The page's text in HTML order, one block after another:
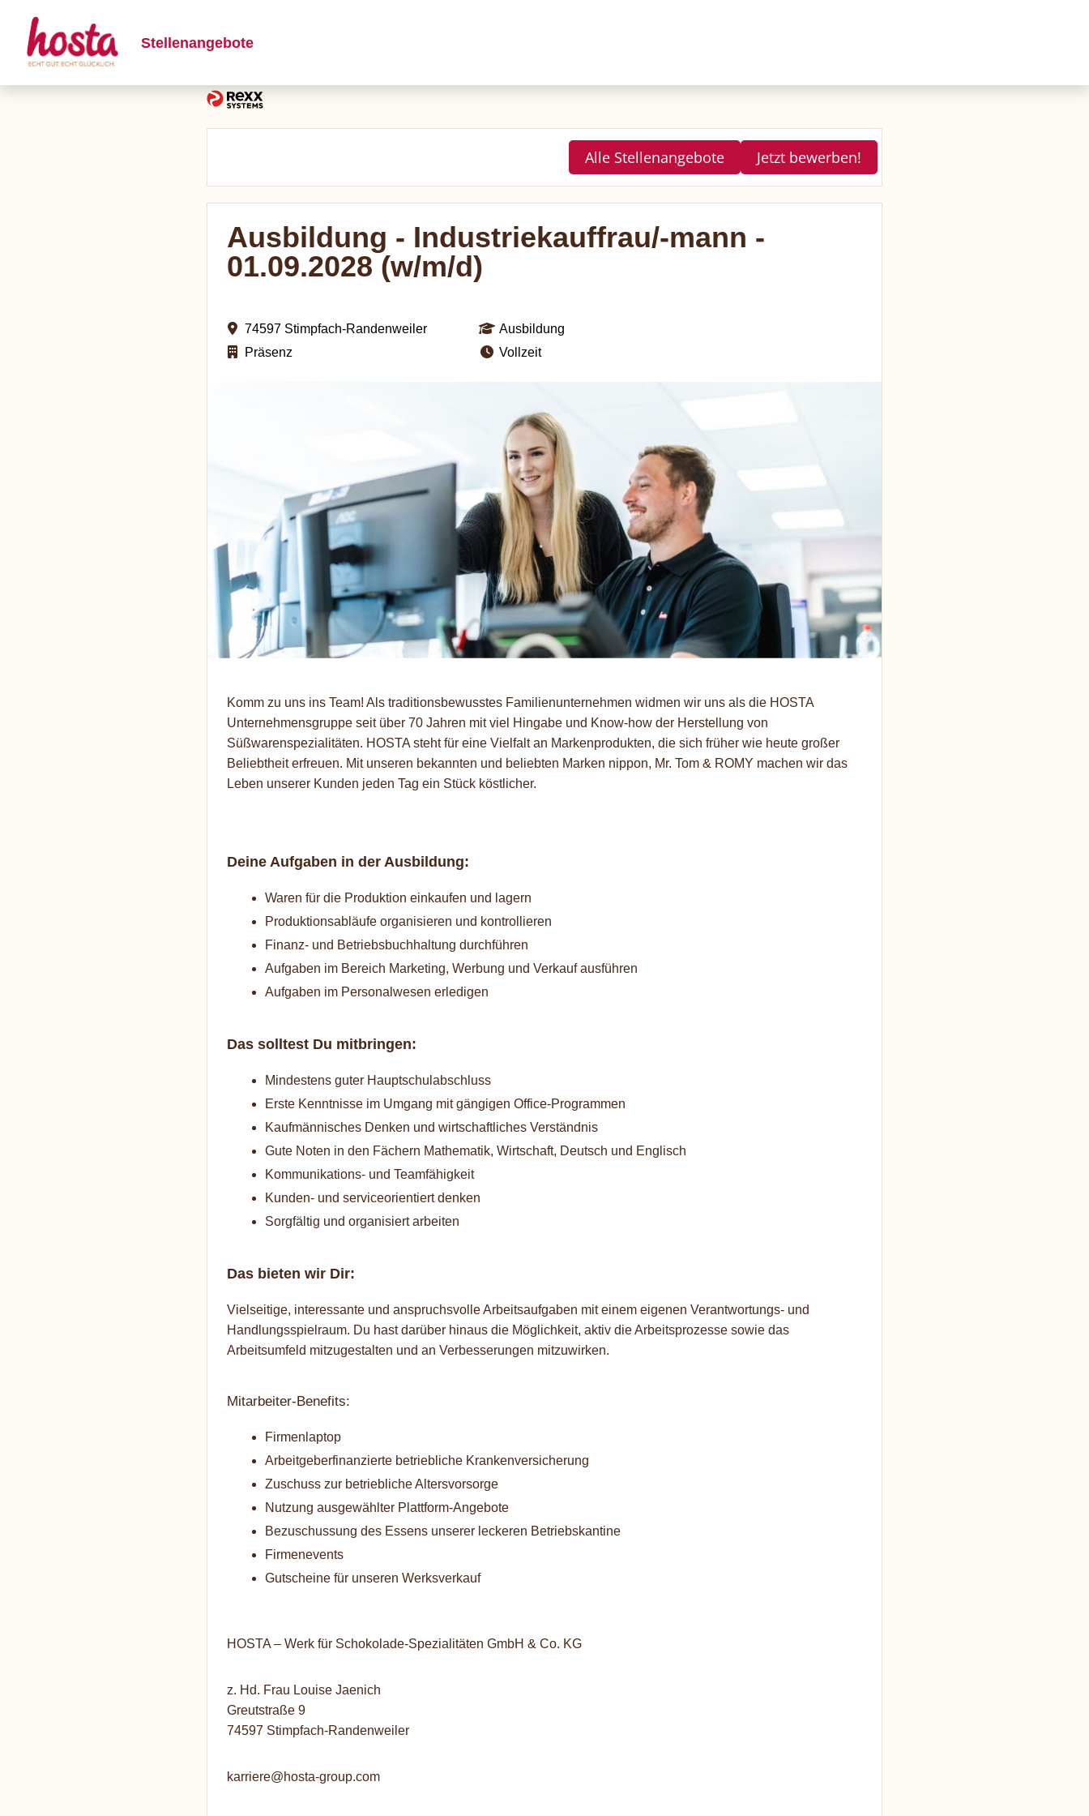
Stellenangebote
Alle Stellenangebote Jetzt bewerben!
Ausbildung - Industriekauffrau/-mann -
01.09.2028 (w/m/d)
74597 Stimpfach-Randenweiler
Präsenz
Ausbildung
Vollzeit
Komm zu uns ins Team! Als traditionsbewusstes Familienunternehmen widmen wir uns als die HOSTA
Unternehmensgruppe seit über 70 Jahren mit viel Hingabe und Know-how der Herstellung von
Süßwarenspezialitäten. HOSTA steht für eine Vielfalt an Markenprodukten, die sich früher wie heute großer
Beliebtheit erfreuen. Mit unseren bekannten und beliebten Marken nippon, Mr. Tom & ROMY machen wir das
Leben unserer Kunden jeden Tag ein Stück köstlicher.
Deine Aufgaben in der Ausbildung:
Waren für die Produktion einkaufen und lagern
Produktionsabläufe organisieren und kontrollieren
Finanz- und Betriebsbuchhaltung durchführen
Aufgaben im Bereich Marketing, Werbung und Verkauf ausführen
Aufgaben im Personalwesen erledigen
Das solltest Du mitbringen:
Mindestens guter Hauptschulabschluss
Erste Kenntnisse im Umgang mit gängigen Office-Programmen
Kaufmännisches Denken und wirtschaftliches Verständnis
Gute Noten in den Fächern Mathematik, Wirtschaft, Deutsch und Englisch
Kommunikations- und Teamfähigkeit
Kunden- und serviceorientiert denken
Sorgfältig und organisiert arbeiten
Das bieten wir Dir:
Vielseitige, interessante und anspruchsvolle Arbeitsaufgaben mit einem eigenen Verantwortungs- und
Handlungsspielraum. Du hast darüber hinaus die Möglichkeit, aktiv die Arbeitsprozesse sowie das
Arbeitsumfeld mitzugestalten und an Verbesserungen mitzuwirken.
Mitarbeiter-Benefits:
Firmenlaptop
Arbeitgeberfinanzierte betriebliche Krankenversicherung
Zuschuss zur betriebliche Altersvorsorge
Nutzung ausgewählter Plattform-Angebote
Bezuschussung des Essens unserer leckeren Betriebskantine
Firmenevents
Gutscheine für unseren Werksverkauf
HOSTA – Werk für Schokolade-Spezialitäten GmbH & Co. KG
z. Hd. Frau Louise Jaenich
Greutstraße 9
74597 Stimpfach-Randenweiler
karriere@hosta-group.com